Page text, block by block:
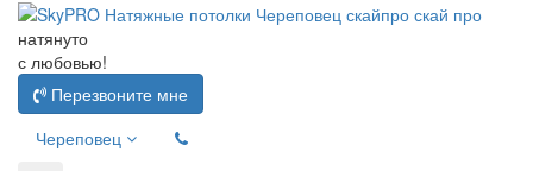
натянуто
с любовью!
Перезвоните мне
Череповец